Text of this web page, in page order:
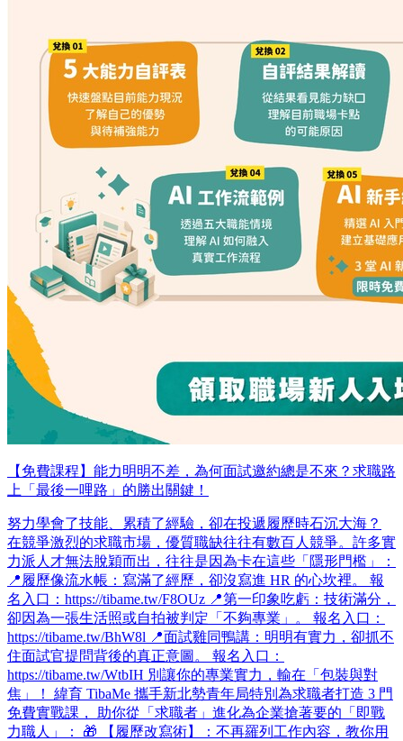
【免費課程】能力明明不差，為何面試邀約總是不來？求職路
上「最後一哩路」的勝出關鍵！
努力學會了技能、累積了經驗，卻在投遞履歷時石沉大海？
在競爭激烈的求職市場，優質職缺往往有數百人競爭。許多實
力派人才無法脫穎而出，往往是因為卡在這些「隱形門檻」：
📍履歷像流水帳：寫滿了經歷，卻沒寫進 HR 的心坎裡。 報
名入口：https://tibame.tw/F8OUz 📍第一印象吃虧：技術滿分，
卻因為一張生活照或自拍被判定「不夠專業」。 報名入口：
https://tibame.tw/BhW8l 📍面試雞同鴨講：明明有實力，卻抓不
住面試官提問背後的真正意圖。 報名入口：
https://tibame.tw/WtbIH 別讓你的專業實力，輸在「包裝與對
焦」！ 緯育 TibaMe 攜手新北勢青年局特別為求職者打造 3 門
免費實戰課， 助你從「求職者」進化為企業搶著要的「即戰
力職人」： 🎁 【履歷改寫術】：不再羅列工作內容，教你用